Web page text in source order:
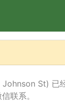
St) 已
联系。